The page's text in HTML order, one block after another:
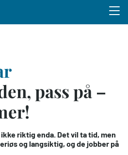
pass på –
riktig enda. Det vil ta tid, men
og langsiktig, og de jobber på